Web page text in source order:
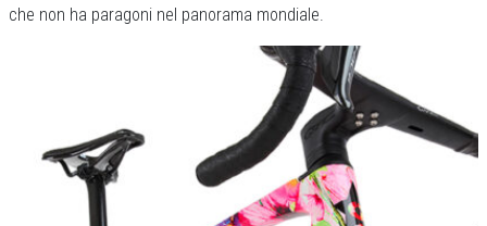
che non ha paragoni nel panorama mondiale.